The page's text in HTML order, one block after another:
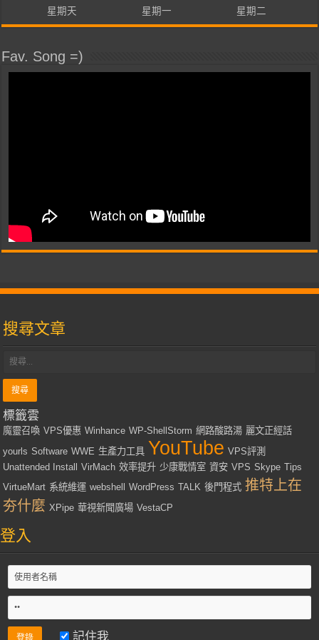
星期天 星期一 星期二
Fav. Song =)
搜尋文章
標籤雲
魔靈召喚 VPS優惠 Winhance WP-ShellStorm 網路酸路湯 麗文正經話
yourls Software WWE 生產力工具 YouTube VPS評測
Unattended Install VirMach 效率提升 少康戰情室 資安 VPS Skype Tips
VirtueMart 系統維運 webshell WordPress TALK 後門程式 推特上在
夯什麼 XPipe 華視新聞廣場 VestaCP
登入
記住我